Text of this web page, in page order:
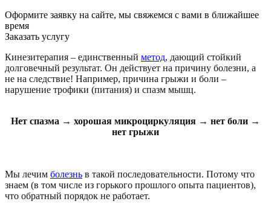
Оформите заявку на сайте, мы свяжемся с вами в ближайшее
время
Заказать услугу
Кинезитерапия – единственный метод, дающий стойкий
долговечный результат. Он действует на причину болезни, а
не на следствие! Например, причина грыжи и боли –
нарушение трофики (питания) и спазм мышц.
Нет спазма → хорошая микроциркуляция → нет боли →
нет грыжи
Мы лечим болезнь в такой последовательности. Потому что
знаем (в том числе из горького прошлого опыта пациентов),
что обратный порядок не работает.